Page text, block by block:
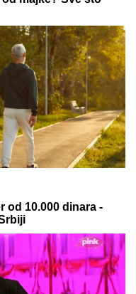
za vikend:
se spontano
следећа у војном